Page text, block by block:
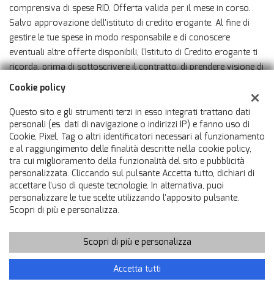
Ho letto e accettol'informativa privacy*
Acconsento al trattamento dei miei dati per finalità di
marketing
Invia la tua richiesta
comprensiva di spese RID. Offerta valida per il mese in corso.
Salvo approvazione dell'istituto di credito erogante. Al fine di
gestire le tue spese in modo responsabile e di conoscere
eventuali altre offerte disponibili, l'Istituto di Credito erogante ti
ricorda, prima di sottoscrivere il contratto, di prendere visione di
tutte le condizioni economiche e contrattuali, facendo
riferimento alle Informazioni Europee di Base sul Credito ai
Consumatori presso il punto vendita. Salvo approvazione
dell'Instituto di Credito erogante.
CONTATTACI
PERMUTA
RICHIEDI TEST DRIVE
Vuoi saperne di più? Scrivici!
I campi contrassegnati con * sono obbligatori.
Cookie policy
Questo sito e gli strumenti terzi in esso integrati trattano dati
personali (es. dati di navigazione o indirizzi IP) e fanno uso di
Cookie, Pixel, Tag o altri identificatori necessari al funzionamento
e al raggiungimento delle finalità descritte nella cookie policy,
tra cui miglioramento della funzionalità del sito e pubblicità
personalizzata. Cliccando sul pulsante Accetta tutto, dichiari di
accettare l'uso di queste tecnologie. In alternativa, puoi
personalizzare le tue scelte utilizzando l'apposito pulsante.
Scopri di più e personalizza.
Scopri di più e personalizza
Accetta tutti